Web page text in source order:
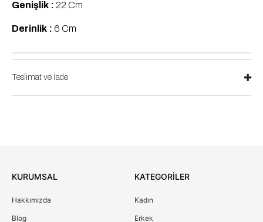
Genişlik : 22 Cm
Derinlik : 6 Cm
Teslimat ve İade
KURUMSAL
Hakkımızda
Blog
KATEGORİLER
Kadın
Erkek